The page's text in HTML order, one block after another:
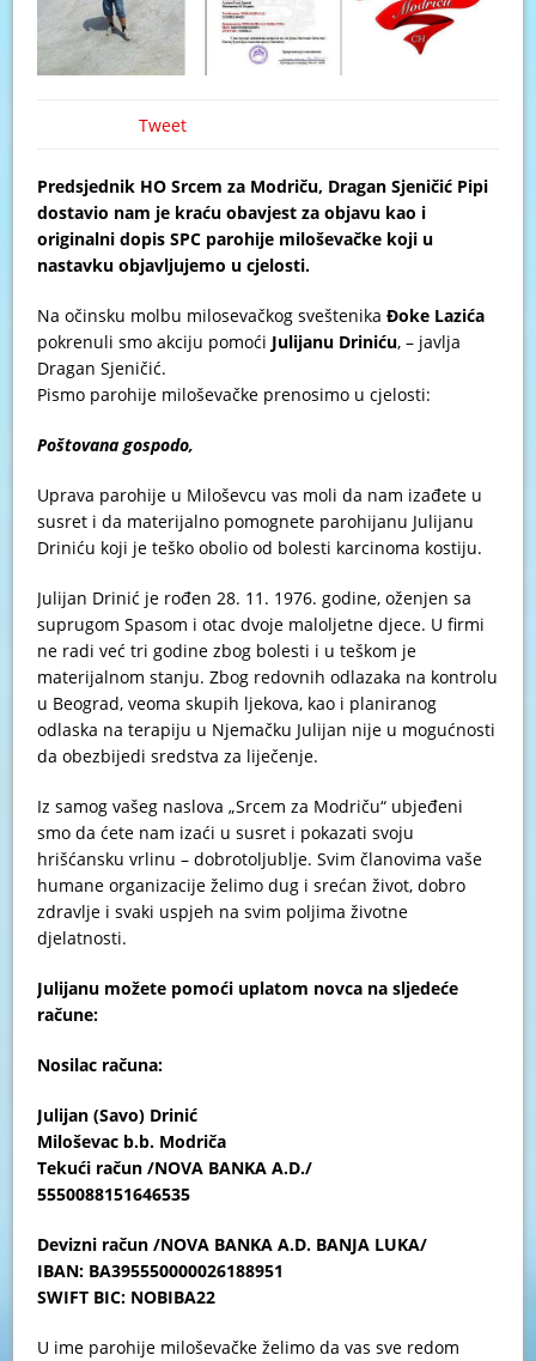
Tweet
Predsjednik HO Srcem za Modriču, Dragan Sjeničić Pipi
dostavio nam je kraću obavjest za objavu kao i
originalni dopis SPC parohije miloševačke koji u
nastavku objavljujemo u cjelosti.
Na očinsku molbu milosevačkog sveštenikaĐoke Lazića
pokrenuli smo akciju pomoći Julijanu Driniću, – javlja
Dragan Sjeničić.
Pismo parohije miloševačke prenosimo u cjelosti:
Poštovana gospodo,
Uprava parohije u Miloševcu vas moli da nam izađete u
susret i da materijalno pomognete parohijanu Julijanu
Driniću koji je teško obolio od bolesti karcinoma kostiju.
Julijan Drinić je rođen 28. 11. 1976. godine, oženjen sa
suprugom Spasom i otac dvoje maloljetne djece. U firmi
ne radi već tri godine zbog bolesti i u teškom je
materijalnom stanju. Zbog redovnih odlazaka na kontrolu
u Beograd, veoma skupih ljekova, kao i planiranog
odlaska na terapiju u Njemačku Julijan nije u mogućnosti
da obezbijedi sredstva za liječenje.
Iz samog vašeg naslova „Srcem za Modriču“ ubjeđeni
smo da ćete nam izaći u susret i pokazati svoju
hrišćansku vrlinu – dobrotoljublje. Svim članovima vaše
humane organizacije želimo dug i srećan život, dobro
zdravlje i svaki uspjeh na svim poljima životne
djelatnosti.
Julijanu možete pomoći uplatom novca na sljedeće
račune:
Nosilac računa:
Julijan (Savo) Drinić
Miloševac b.b. Modriča
Tekući račun /NOVA BANKA A.D./
5550088151646535
Devizni račun /NOVA BANKA A.D. BANJA LUKA/
IBAN: BA395550000026188951
SWIFT BIC: NOBIBA22
U ime parohije miloševačke želimo da vas sve redom